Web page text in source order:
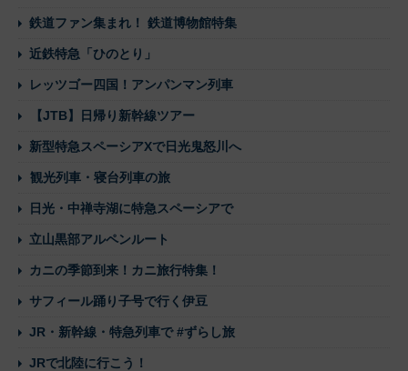
鉄道ファン集まれ！ 鉄道博物館特集
近鉄特急「ひのとり」
レッツゴー四国！アンパンマン列車
【JTB】日帰り新幹線ツアー
新型特急スペーシアXで日光鬼怒川へ
観光列車・寝台列車の旅
日光・中禅寺湖に特急スペーシアで
立山黒部アルペンルート
カニの季節到来！カニ旅行特集！
サフィール踊り子号で行く伊豆
JR・新幹線・特急列車で #ずらし旅
JRで北陸に行こう！